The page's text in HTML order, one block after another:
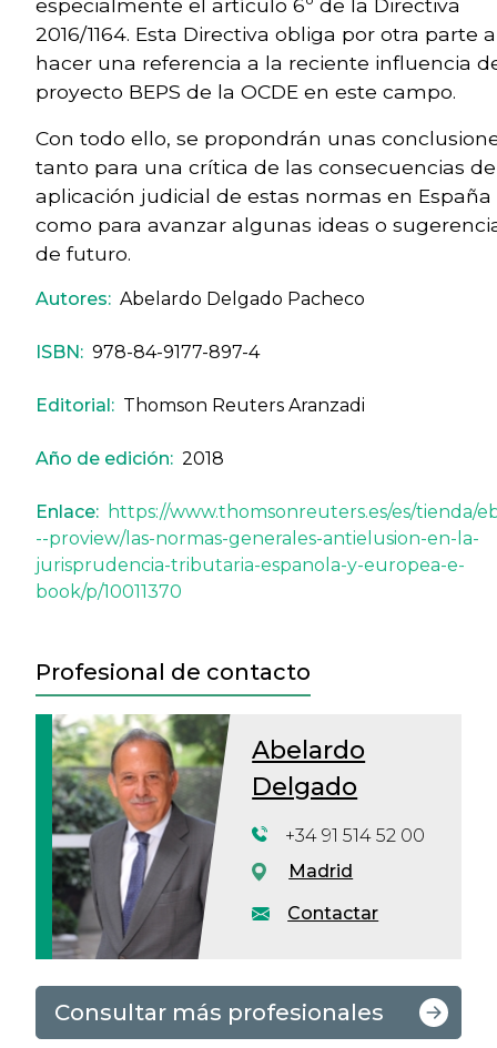
especialmente el artículo 6º de la Directiva
2016/1164. Esta Directiva obliga por otra parte a
hacer una referencia a la reciente influencia
proyecto BEPS de la OCDE en este campo.
Con todo ello, se propondrán unas
tanto para una crítica de las consecuencias
aplicación judicial de estas normas en España
como para avanzar algunas ideas o
de futuro.
Autores: Abelardo Delgado Pacheco
ISBN: 978-84-9177-897-4
Editorial: Thomson Reuters Aranzadi
Año de edición: 2018
Enlace: https://www.thomsonreuters.es/es/tienda/
--proview/las-normas-generales-antielusion-en-la-
jurisprudencia-tributaria-espanola-y-europea-e-
book/p/10011370
Profesional de contacto
Abelardo
Delgado
Contactar
+34 91 514 52 00
Madrid
Consultar más profesionales